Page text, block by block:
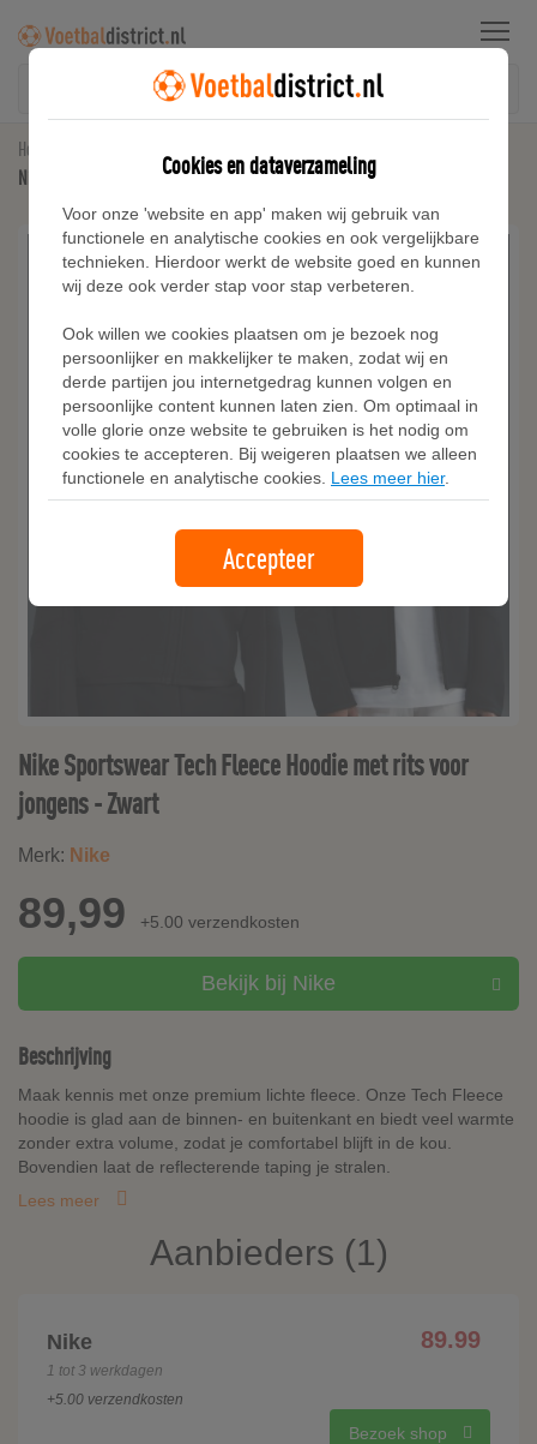
Menu
Home
Nike Sportswear Tech Fleece Hoodie met rits voor jongens - Zwart
Nike Sportswear Tech Fleece Hoodie met rits voor
jongens - Zwart
Merk: Nike
89,99 +5.00 verzendkosten
Bekijk bij Nike
Beschrijving
Maak kennis met onze premium lichte fleece. Onze Tech Fleece
hoodie is glad aan de binnen- en buitenkant en biedt veel warmte
zonder extra volume, zodat je comfortabel blijft in de kou.
Bovendien laat de reflecterende taping je stralen.
Lees meer
Aanbieders (1)
Nike 89.99
1 tot 3 werkdagen
+5.00 verzendkosten
Bezoek shop
Cookies en dataverzameling
Voor onze 'website en app' maken wij gebruik van
functionele en analytische cookies en ook vergelijkbare
technieken. Hierdoor werkt de website goed en kunnen
wij deze ook verder stap voor stap verbeteren.
Ook willen we cookies plaatsen om je bezoek nog
persoonlijker en makkelijker te maken, zodat wij en
derde partijen jou internetgedrag kunnen volgen en
persoonlijke content kunnen laten zien. Om optimaal in
volle glorie onze website te gebruiken is het nodig om
cookies te accepteren. Bij weigeren plaatsen we alleen
functionele en analytische cookies. Lees meer hier.
Accepteer